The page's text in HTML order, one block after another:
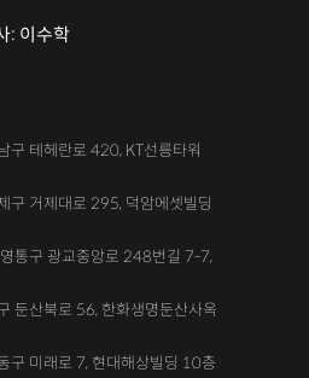
: 이수학
구 테헤란로 420, KT선릉타워
구 거제대로 295, 덕암에셋빌딩
통구 광교중앙로 248번길 7-7,
둔산북로 56, 한화생명둔산사옥
구 미래로 7, 현대해상빌딩 10층